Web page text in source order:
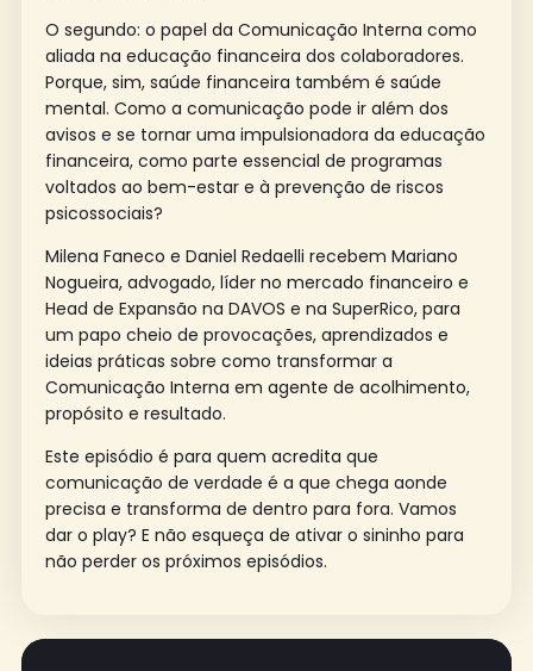
O segundo: o papel da Comunicação Interna como
aliada na educação financeira dos colaboradores.
Porque, sim, saúde financeira também é saúde
mental. Como a comunicação pode ir além dos
avisos e se tornar uma impulsionadora da educação
financeira, como parte essencial de programas
voltados ao bem-estar e à prevenção de riscos
psicossociais?
Milena Faneco e Daniel Redaelli recebem Mariano
Nogueira, advogado, líder no mercado financeiro e
Head de Expansão na DAVOS e na SuperRico, para
um papo cheio de provocações, aprendizados e
ideias práticas sobre como transformar a
Comunicação Interna em agente de acolhimento,
propósito e resultado.
Este episódio é para quem acredita que
comunicação de verdade é a que chega aonde
precisa e transforma de dentro para fora. Vamos
dar o play? E não esqueça de ativar o sininho para
não perder os próximos episódios.